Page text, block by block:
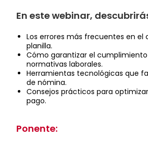
En este webinar,
Los errores más frecuentes en el
planilla.
Cómo garantizar el cumplimiento
normativas laborales.
Herramientas tecnológicas que
de nómina.
Consejos prácticos para
pago.
Ponente: